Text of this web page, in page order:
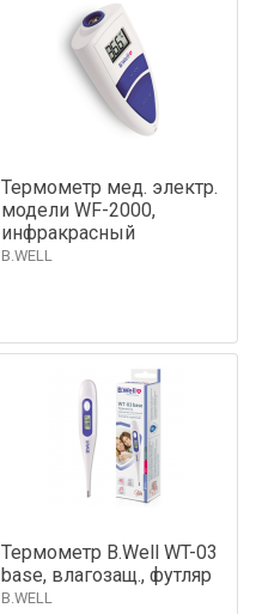
Термометр мед. электр.
модели WF-2000,
инфракрасный
B.WELL
Термометр B.Well WT-03
base, влагозащ., футляр
B.WELL